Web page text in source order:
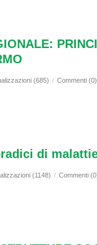
(685) / Commenti (0)
di
(1148) / Commenti